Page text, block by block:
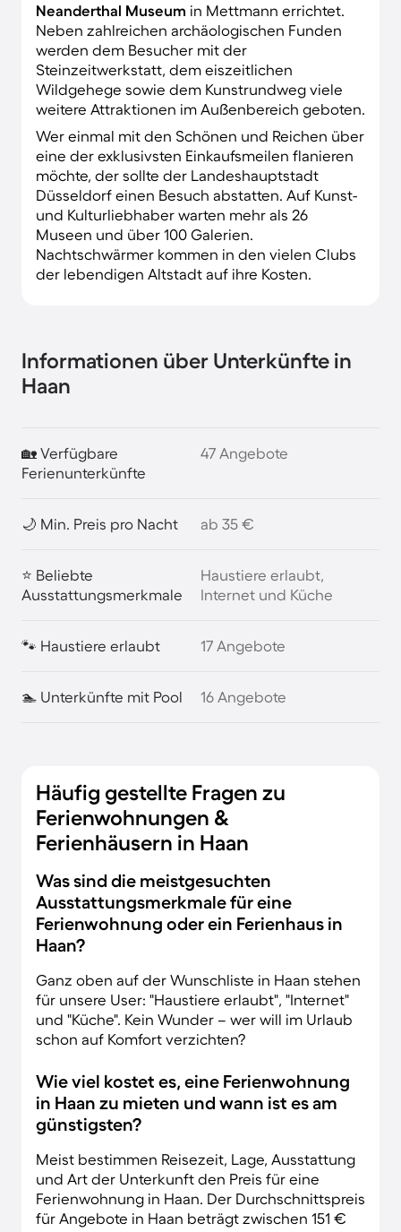
Neanderthal Museum in Mettmann errichtet.
Neben zahlreichen archäologischen Funden
werden dem Besucher mit der
Steinzeitwerkstatt, dem eiszeitlichen
Wildgehege sowie dem Kunstrundweg viele
weitere Attraktionen im Außenbereich geboten.
Wer einmal mit den Schönen und Reichen über
eine der exklusivsten Einkaufsmeilen flanieren
möchte, der sollte der Landeshauptstadt
Düsseldorf einen Besuch abstatten. Auf Kunst-
und Kulturliebhaber warten mehr als 26
Museen und über 100 Galerien.
Nachtschwärmer kommen in den vielen Clubs
der lebendigen Altstadt auf ihre Kosten.
Informationen über Unterkünfte in
Haan
🏡 Verfügbare
Ferienunterkünfte
47 Angebote
🌙 Min. Preis pro Nacht ab 35 €
⭐ Beliebte
Ausstattungsmerkmale
Haustiere erlaubt,
Internet und Küche
🐾 Haustiere erlaubt 17 Angebote
🏊 Unterkünfte mit Pool 16 Angebote
Häufig gestellte Fragen zu
Ferienwohnungen &
Ferienhäusern in Haan
Was sind die meistgesuchten
Ausstattungsmerkmale für eine
Ferienwohnung oder ein Ferienhaus in
Haan?
Ganz oben auf der Wunschliste in Haan stehen
für unsere User: "Haustiere erlaubt", "Internet"
und "Küche". Kein Wunder – wer will im Urlaub
schon auf Komfort verzichten?
Wie viel kostet es, eine Ferienwohnung
in Haan zu mieten und wann ist es am
günstigsten?
Meist bestimmen Reisezeit, Lage, Ausstattung
und Art der Unterkunft den Preis für eine
Ferienwohnung in Haan. Der Durchschnittspreis
für Angebote in Haan beträgt zwischen 151 €